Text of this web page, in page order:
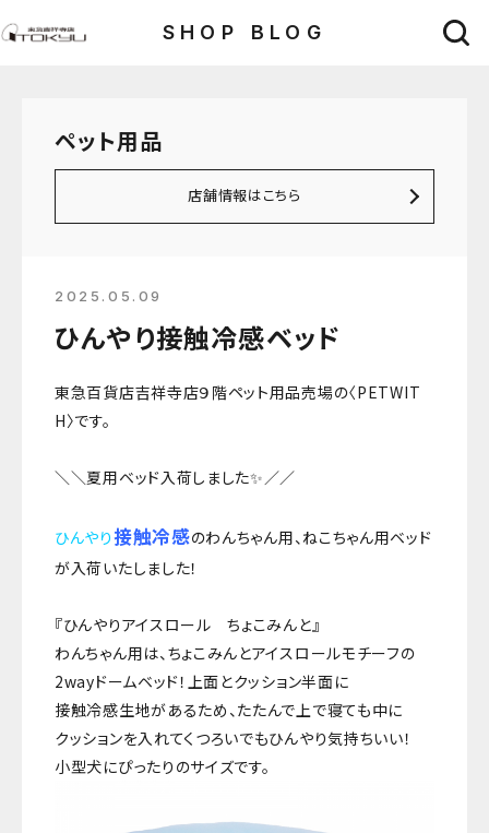
SHOP BLOG
ペット用品
店舗情報はこちら
2025.05.09
ひんやり接触冷感ベッド
東急百貨店吉祥寺店９階ペット用品売場の〈PETWIT
H〉です。
＼＼夏用ベッド入荷しました✨／／
ひんやり接触冷感のわんちゃん用、ねこちゃん用ベッド
が入荷いたしました！
『ひんやりアイスロール ちょこみんと』
わんちゃん用は、ちょこみんとアイスロールモチーフの
2wayドームベッド！上面とクッション半面に
接触冷感生地があるため、たたんで上で寝ても中に
クッションを入れてくつろいでもひんやり気持ちいい！
小型犬にぴったりのサイズです。